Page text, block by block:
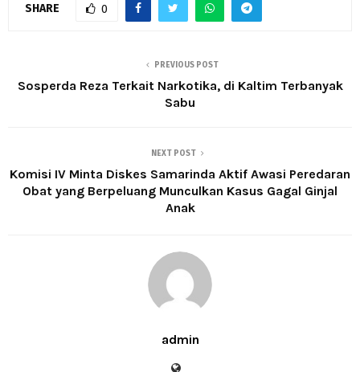
SHARE 0
PREVIOUS POST
Sosperda Reza Terkait Narkotika, di Kaltim Terbanyak
Sabu
NEXT POST
Komisi IV Minta Diskes Samarinda Aktif Awasi Peredaran
Obat yang Berpeluang Munculkan Kasus Gagal Ginjal
Anak
admin